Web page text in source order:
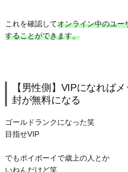
これを確認してオンライン中のユー
することができます。
【男性側】VIPになれば
封が無料になる
ゴールドランクになった笑
目指せVIP
でもポイボーイで歳上の人とか
いねんだけど笑